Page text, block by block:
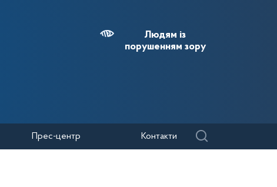
Людям із
порушенням зору
Прес-центр Контакти